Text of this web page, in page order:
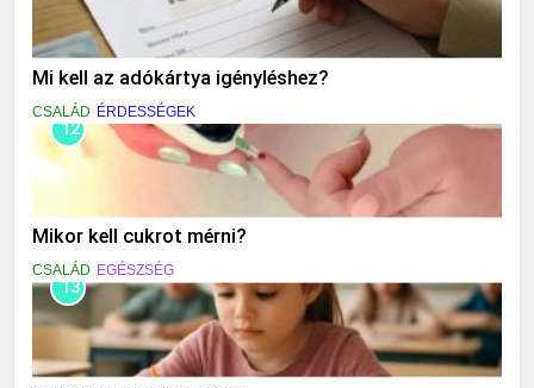
Mi kell az adókártya igényléshez?
CSALÁD ÉRDESSÉGEK
12
Mikor kell cukrot mérni?
CSALÁD EGÉSZSÉG
13